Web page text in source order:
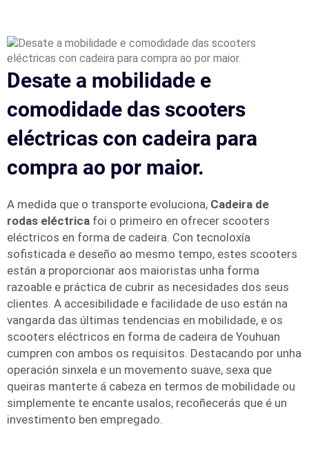
Desate a mobilidade e
comodidade das scooters
eléctricas con cadeira para
compra ao por maior.
A medida que o transporte evoluciona, Cadeira de
rodas eléctrica foi o primeiro en ofrecer scooters
eléctricos en forma de cadeira. Con tecnoloxía
sofisticada e deseño ao mesmo tempo, estes scooters
están a proporcionar aos maioristas unha forma
razoable e práctica de cubrir as necesidades dos seus
clientes. A accesibilidade e facilidade de uso están na
vangarda das últimas tendencias en mobilidade, e os
scooters eléctricos en forma de cadeira de Youhuan
cumpren con ambos os requisitos. Destacando por unha
operación sinxela e un movemento suave, sexa que
queiras manterte á cabeza en termos de mobilidade ou
simplemente te encante usalos, recoñecerás que é un
investimento ben empregado.